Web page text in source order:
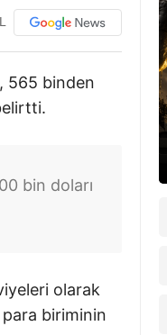
565 binden
bin doları
olarak
biriminin